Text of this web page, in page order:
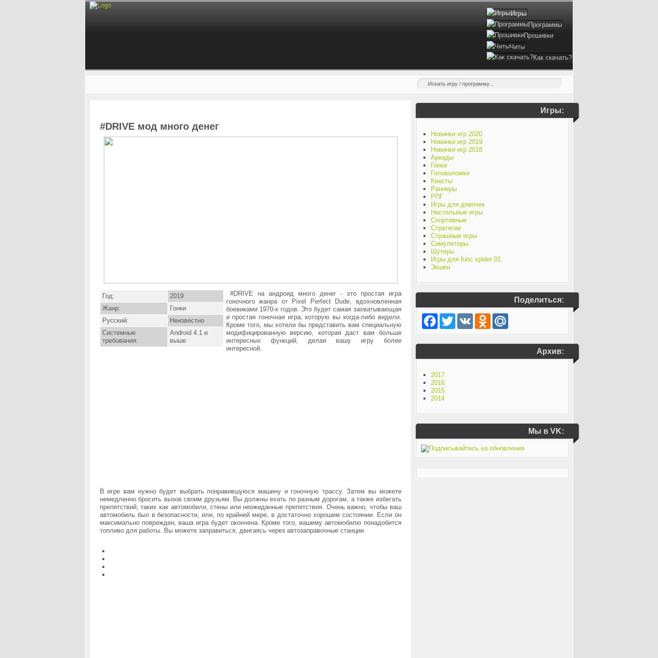
Игры
Программы
Прошивки
Читы
Как скачать?
#DRIVE мод много денег
Год:
2019
Жанр:
Гонки
Русский:
Неизвестно
Системные
требования:
Android 4.1 и
выше
#DRIVE на андроид много денег - это простая игра
гоночного жанра от Pixel Perfect Dude, вдохновленная
боевиками 1970-х годов. Это будет самая захватывающая
и простая гоночная игра, которую вы когда-либо видели.
Кроме того, мы хотели бы представить вам специальную
модифицированную версию, которая даст вам больше
интересных функций, делая вашу игру более
интересной.
В игре вам нужно будет выбрать понравившуюся машину и гоночную трассу. Затем вы можете
немедленно бросить вызов своим друзьям. Вы должны ехать по разным дорогам, а также избегать
препятствий, таких как автомобили, стены или неожиданные препятствия. Очень важно, чтобы ваш
автомобиль был в безопасности, или, по крайней мере, в достаточно хорошем состоянии. Если он
максимально поврежден, ваша игра будет окончена. Кроме того, вашему автомобилю понадобится
топливо для работы. Вы можете заправиться, двигаясь через автозаправочные станции.
Игры:
Новинки игр 2020
Новинки игр 2019
Новинки игр 2018
Аркады
Гонки
Головоломки
Квесты
Раннеры
РПГ
Игры для девочек
Настольные игры
Спортивные
Стратегии
Страшные игры
Симуляторы
Шутеры
Игры для func spider 01
Экшен
Поделиться:
FacebookTwitter VK Odnoklassniki
Архив:
2017
2016
2015
2014
Мы в VK: